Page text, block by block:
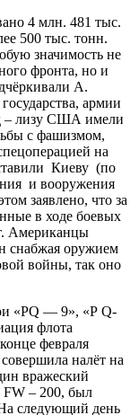
4 млн. 481 тыс.
500 тыс. тонн.
значимость не
фронта, но и
А.
армии
– лизу США имели
с фашизмом,
на
Киеву (по
и вооружения
заявлено, что за
в ходе боевых
Американцы
снабжая оружием
войны, так оно
«РQ — 9», «Р Q-
флота
февраля
налёт на
вражеский
FW – 200, был
следующий день